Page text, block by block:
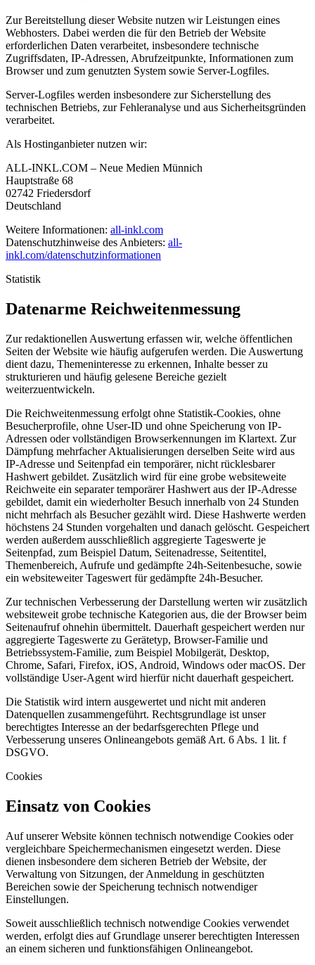
Zur Bereitstellung dieser Website nutzen wir Leistungen eines
Webhosters. Dabei werden die für den Betrieb der Website
erforderlichen Daten verarbeitet, insbesondere technische
Zugriffsdaten, IP-Adressen, Abrufzeitpunkte, Informationen zum
Browser und zum genutzten System sowie Server-Logfiles.
Server-Logfiles werden insbesondere zur Sicherstellung des
technischen Betriebs, zur Fehleranalyse und aus Sicherheitsgründen
verarbeitet.
Als Hostinganbieter nutzen wir:
ALL-INKL.COM – Neue Medien Münnich
Hauptstraße 68
02742 Friedersdorf
Deutschland
Weitere Informationen: all-inkl.com
Datenschutzhinweise des Anbieters: all-
inkl.com/datenschutzinformationen
Statistik
Datenarme Reichweitenmessung
Zur redaktionellen Auswertung erfassen wir, welche öffentlichen
Seiten der Website wie häufig aufgerufen werden. Die Auswertung
dient dazu, Themeninteresse zu erkennen, Inhalte besser zu
strukturieren und häufig gelesene Bereiche gezielt
weiterzuentwickeln.
Die Reichweitenmessung erfolgt ohne Statistik-Cookies, ohne
Besucherprofile, ohne User-ID und ohne Speicherung von IP-
Adressen oder vollständigen Browserkennungen im Klartext. Zur
Dämpfung mehrfacher Aktualisierungen derselben Seite wird aus
IP-Adresse und Seitenpfad ein temporärer, nicht rücklesbarer
Hashwert gebildet. Zusätzlich wird für eine grobe websiteweite
Reichweite ein separater temporärer Hashwert aus der IP-Adresse
gebildet, damit ein wiederholter Besuch innerhalb von 24 Stunden
nicht mehrfach als Besucher gezählt wird. Diese Hashwerte werden
höchstens 24 Stunden vorgehalten und danach gelöscht. Gespeichert
werden außerdem ausschließlich aggregierte Tageswerte je
Seitenpfad, zum Beispiel Datum, Seitenadresse, Seitentitel,
Themenbereich, Aufrufe und gedämpfte 24h-Seitenbesuche, sowie
ein websiteweiter Tageswert für gedämpfte 24h-Besucher.
Zur technischen Verbesserung der Darstellung werten wir zusätzlich
websiteweit grobe technische Kategorien aus, die der Browser beim
Seitenaufruf ohnehin übermittelt. Dauerhaft gespeichert werden nur
aggregierte Tageswerte zu Gerätetyp, Browser-Familie und
Betriebssystem-Familie, zum Beispiel Mobilgerät, Desktop,
Chrome, Safari, Firefox, iOS, Android, Windows oder macOS. Der
vollständige User-Agent wird hierfür nicht dauerhaft gespeichert.
Die Statistik wird intern ausgewertet und nicht mit anderen
Datenquellen zusammengeführt. Rechtsgrundlage ist unser
berechtigtes Interesse an der bedarfsgerechten Pflege und
Verbesserung unseres Onlineangebots gemäß Art. 6 Abs. 1 lit. f
DSGVO.
Cookies
Einsatz von Cookies
Auf unserer Website können technisch notwendige Cookies oder
vergleichbare Speichermechanismen eingesetzt werden. Diese
dienen insbesondere dem sicheren Betrieb der Website, der
Verwaltung von Sitzungen, der Anmeldung in geschützten
Bereichen sowie der Speicherung technisch notwendiger
Einstellungen.
Soweit ausschließlich technisch notwendige Cookies verwendet
werden, erfolgt dies auf Grundlage unserer berechtigten Interessen
an einem sicheren und funktionsfähigen Onlineangebot.